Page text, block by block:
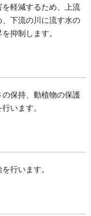
軽減するため、上流
下流の川に流す水の
抑制します。
保持、動植物の保護
います。
行います。